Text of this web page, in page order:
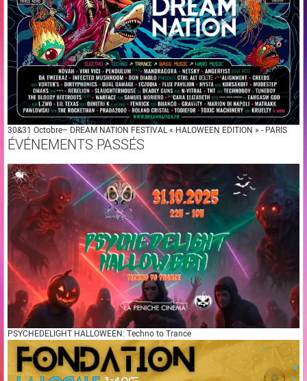
30&31 Octobre– DREAM NATION FESTIVAL « HALOWEEN EDITION » - PARIS
ÉVÉNEMENTS PASSÉS
PSYCHEDELIGHT HALLOWEEN: Techno to Trance